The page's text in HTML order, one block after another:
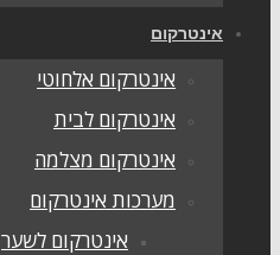
אינטרקום
אינטרקום אלחוטי
אינטרקום לבית
אינטרקום מצלמה
מערכות אינטרקום
אינטרקום לשער